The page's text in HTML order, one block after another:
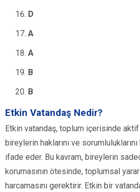
D
A
A
B
B
Etkin Vatandaş Nedir?
Etkin vatandaş, toplum içerisinde
bireylerin haklarını ve
ifade eder. Bu kavram, bireylerin
korumasının ötesinde, toplumsal
harcamasını gerektirir. Etkin bir